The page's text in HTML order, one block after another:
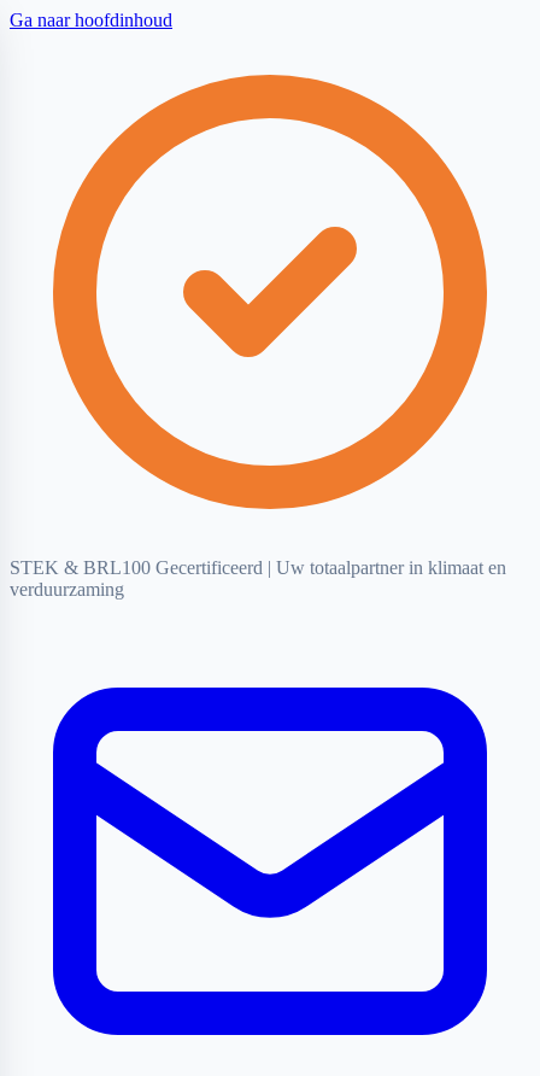
Ga naar hoofdinhoud
STEK & BRL100 Gecertificeerd | Uw totaalpartner in klimaat en
verduurzaming